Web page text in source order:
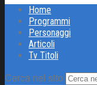
Home
Programmi
Personaggi
Articoli
Tv Titoli
Cerca nel sito